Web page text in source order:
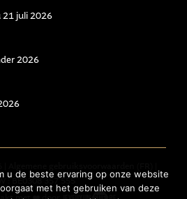
21 juli 2026
2026
: BE0308 357 555
u de beste ervaring op onze website
met het gebruiken van deze